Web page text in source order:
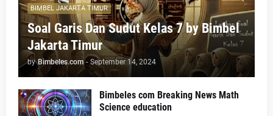
BIMBEL JAKARTA TIMUR
Soal Garis Dan Sudut Kelas 7 by Bimbel
Jakarta Timur
by Bimbeles.com - September 14, 2024
Bimbeles com Breaking News Math
Science education